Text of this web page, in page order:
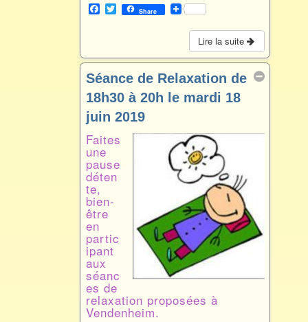
F
a
o
o
k
T
w
e
r
Share
Lire la suite
Séance de Relaxation de
18h30 à 20h le mardi 18
juin 2019
Faites
une
pause
déten
te,
bien-
être
en
partic
ipant
aux
séanc
es de
relaxation proposées à
Vendenheim.